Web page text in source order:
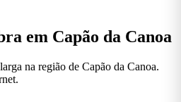
em Capão da Canoa
na região de Capão da Canoa.